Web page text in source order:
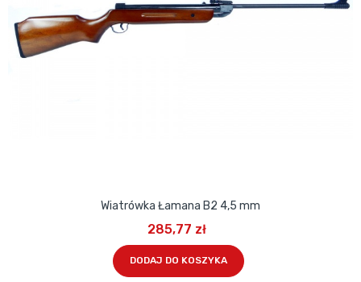
Wiatrówka Łamana B2 4,5 mm
285,77 zł
DODAJ DO KOSZYKA